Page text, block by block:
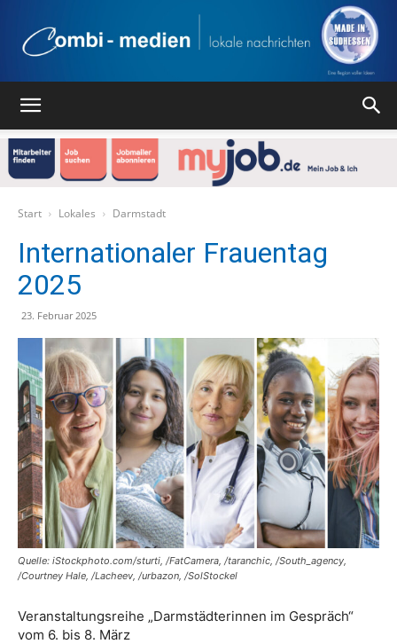
Start Lokales Darmstadt
Internationaler Frauentag
2025
23. Februar 2025
Quelle: iStockphoto.com/sturti, /FatCamera, /taranchic, /South_agency,
/Courtney Hale, /Lacheev, /urbazon, /SolStockel
Veranstaltungsreihe „Darmstädterinnen im Gespräch“
vom 6. bis 8. März